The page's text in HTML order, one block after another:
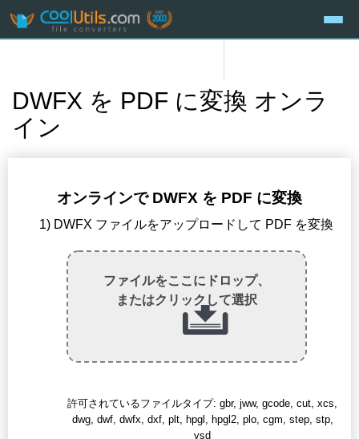
DWFX を PDF に変換 オンラ
イン
オンラインで DWFX を PDF に変換
1) DWFX ファイルをアップロードして PDF を変換
ファイルをここにドロップ、
またはクリックして選択
許可されているファイルタイプ: gbr, jww, gcode, cut, xcs,
dwg, dwf, dwfx, dxf, plt, hpgl, hpgl2, plo, cgm, step, stp,
vsd